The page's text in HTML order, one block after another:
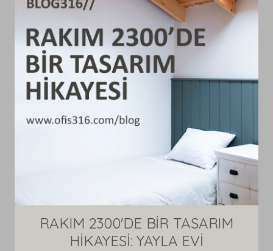
RAKIM 2300'DE BİR TASARIM
HİKAYESİ: YAYLA EVİ